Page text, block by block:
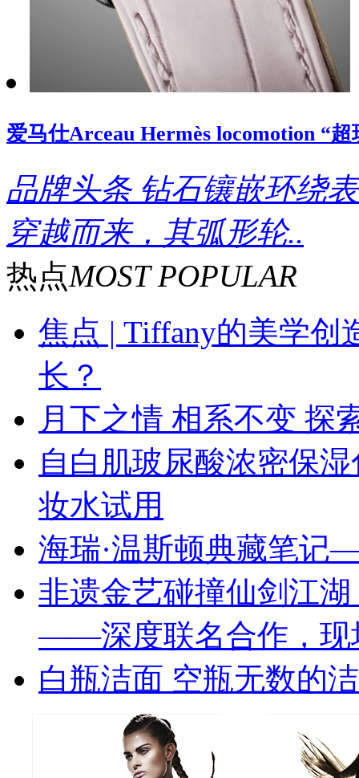
爱马仕Arceau Hermès locomotion “
品牌头条 钻石镶嵌环绕
穿越而来，其弧形轮..
热点MOST POPULAR
焦点 | Tiffany的美学创
长？
月下之情 相系不变 探
自白肌玻尿酸浓密保
妆水试用
海瑞·温斯顿典藏笔记
非遗金艺碰撞仙剑江
——深度联名合作，现
白瓶洁面 空瓶无数的